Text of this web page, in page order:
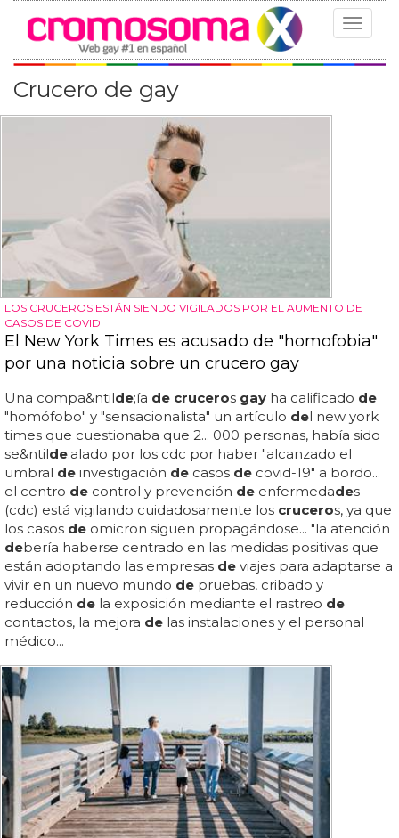
Toggle
Crucero de gay
LOS CRUCEROS ESTÁN SIENDO VIGILADOS POR EL AUMENTO DE
CASOS DE COVID
El New York Times es acusado de "homofobia"
por una noticia sobre un crucero gay
Una compa&ntilde;ía de cruceros gay ha calificado de
"homófobo" y "sensacionalista" un artículo del new york
times que cuestionaba que 2... 000 personas, había sido
se&ntilde;alado por los cdc por haber "alcanzado el
umbral de investigación de casos de covid-19" a bordo...
el centro de control y prevención de enfermedades
(cdc) está vigilando cuidadosamente los cruceros, ya que
los casos de omicron siguen propagándose... "la atención
debería haberse centrado en las medidas positivas que
están adoptando las empresas de viajes para adaptarse a
vivir en un nuevo mundo de pruebas, cribado y
reducción de la exposición mediante el rastreo de
contactos, la mejora de las instalaciones y el personal
médico...